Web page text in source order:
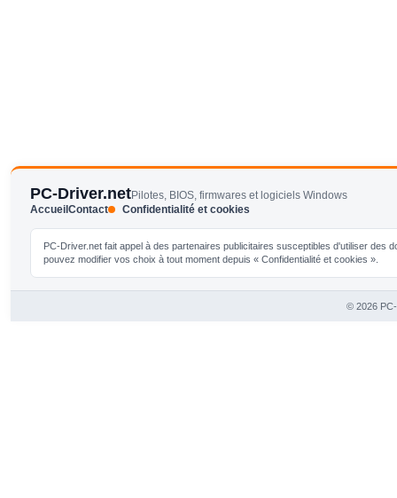
PC-Driver.netPilotes, BIOS, firmwares et logiciels Windows
AccueilContact Confidentialité et cookies
PC-Driver.net fait appel à des partenaires publicitaires susceptibles d'utiliser
pouvez modifier vos choix à tout moment depuis « Confidentialité et cookies ».
© 2026